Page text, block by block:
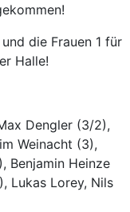
die Frauen 1 für
Halle!
Dengler (3/2),
Weinacht (3),
Benjamin Heinze
Lukas Lorey, Nils